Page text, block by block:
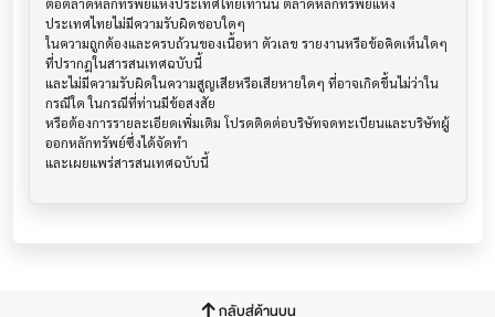
ประเทศไทยไม่มีความรับผิดชอบใดๆ
ในความถูกต้องและครบถ้วนของเนื้อหา ตัวเลข รายงานหรือข้อคิดเห็นใดๆ
ที่ปรากฎในสารสนเทศฉบับนี้
และไม่มีความรับผิดในความสูญเสียหรือเสียหายใดๆ ที่อาจเกิดขึ้นไม่ว่าใน
กรณีใด ในกรณีที่ท่านมีข้อสงสัย
หรือต้องการรายละเอียดเพิ่มเติม โปรดติดต่อบริษัทจดทะเบียนและบริษัทผู้
ออกหลักทรัพย์ซึ่งได้จัดทำ
และเผยแพร่สารสนเทศฉบับนี้
กลับสู่ด้านบน